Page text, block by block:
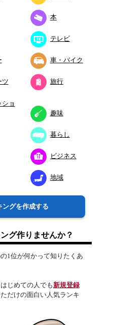
本
テレビ
車・バイク
ツ 旅行
ョ
趣味
暮らし
ビジネス
地域
ングを作成する
グ作りませんか？
1位が何かって知りたくあ
じめての人でも新規登録
だけの面白い人気ランキ